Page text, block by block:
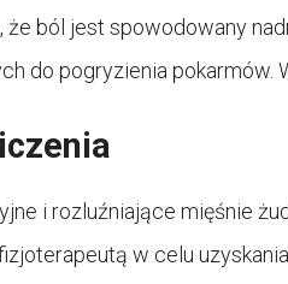
ból jest spowodowany
do pogryzienia pokarmów.
i rozluźniające mięśnie
w celu